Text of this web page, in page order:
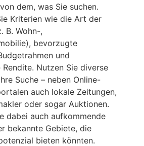
dem, was Sie suchen.
Kriterien wie die Art der
B. Wohn-,
bevorzugte
und
Nutzen Sie diverse
Suche – neben Online-
auch lokale Zeitungen,
oder sogar Auktionen.
dabei auch aufkommende
bekannte Gebiete, die
bieten könnten.